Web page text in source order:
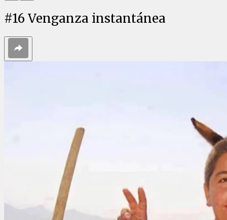
#16 Venganza instantánea